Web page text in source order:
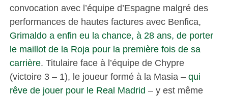
convocation avec l’équipe d’Espagne malgré des
performances de hautes factures avec Benfica,
Grimaldo a enfin eu la chance, à 28 ans, de porter
le maillot de la Roja pour la première fois de sa
carrière. Titulaire face à l’équipe de Chypre
(victoire 3 – 1), le joueur formé à la Masia – qui
rêve de jouer pour le Real Madrid – y est même